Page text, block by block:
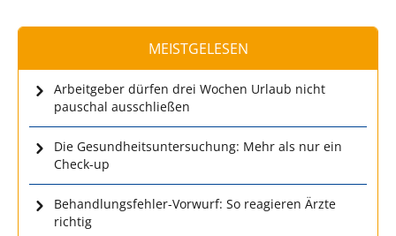
MEISTGELESEN
Arbeitgeber dürfen drei Wochen Urlaub nicht
pauschal ausschließen
Die Gesundheitsuntersuchung: Mehr als nur ein
Check-up
Behandlungsfehler-Vorwurf: So reagieren Ärzte
richtig